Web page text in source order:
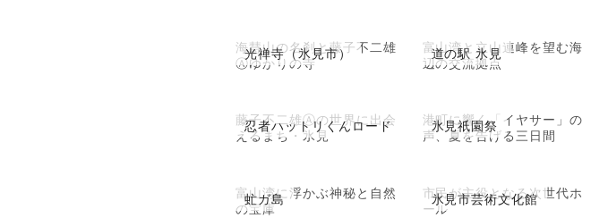
光禅寺（氷見市）
海慧山の名刹と藤子不二雄
Ⓐゆかりの寺
道の駅 氷見
富山湾と立山連峰を望む海
辺の交流拠点
忍者ハットリくんロード
藤子不二雄Ⓐの世界に出会
えるまち・氷見
氷見祇園祭
港町に響く「イヤサー」の
声、夏を告げる三日間
虻ガ島
富山湾に浮かぶ神秘と自然
の宝庫
氷見市芸術文化館
市民が主役となる次世代ホ
ール